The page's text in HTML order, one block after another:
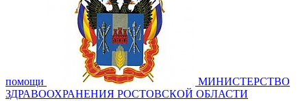
помощи
МИНИСТЕРСТВО
ЗДРАВООХРАНЕНИЯ РОСТОВСКОЙ ОБЛАСТИ